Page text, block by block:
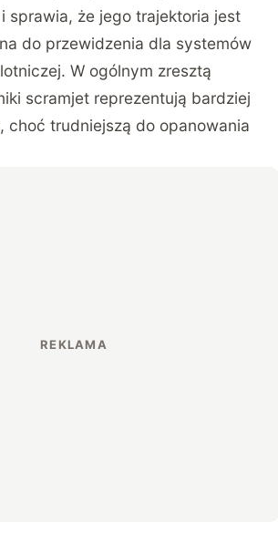
sprawia, że jego trajektoria jest
do przewidzenia dla systemów
W ogólnym zresztą
scramjet reprezentują bardziej
choć trudniejszą do opanowania